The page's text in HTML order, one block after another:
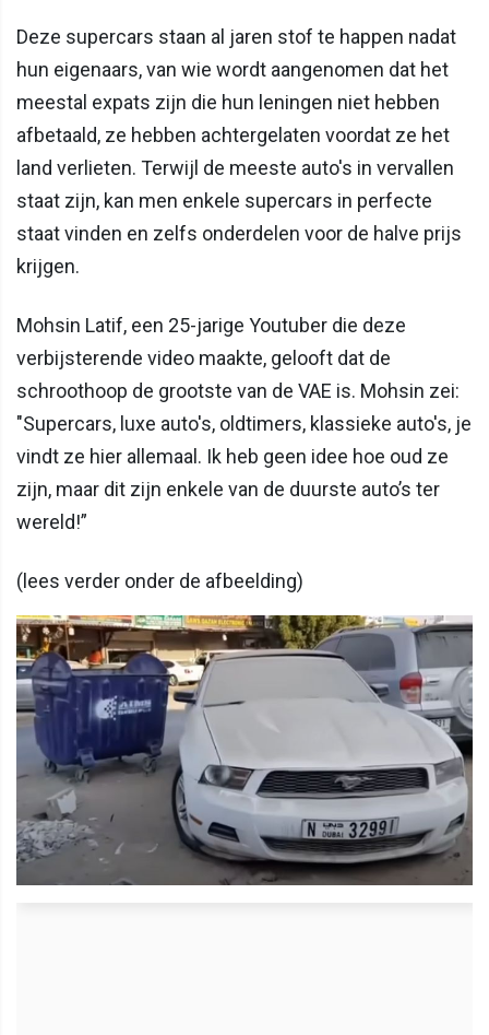
Deze supercars staan al jaren stof te happen nadat
hun eigenaars, van wie wordt aangenomen dat het
meestal expats zijn die hun leningen niet hebben
afbetaald, ze hebben achtergelaten voordat ze het
land verlieten. Terwijl de meeste auto's in vervallen
staat zijn, kan men enkele supercars in perfecte
staat vinden en zelfs onderdelen voor de halve prijs
krijgen.
Mohsin Latif, een 25-jarige Youtuber die deze
verbijsterende video maakte, gelooft dat de
schroothoop de grootste van de VAE is. Mohsin zei:
"Supercars, luxe auto's, oldtimers, klassieke auto's, je
vindt ze hier allemaal. Ik heb geen idee hoe oud ze
zijn, maar dit zijn enkele van de duurste auto’s ter
wereld!”
(lees verder onder de afbeelding)